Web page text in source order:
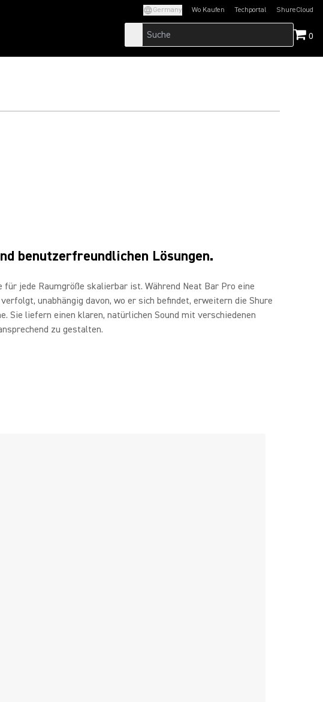
Germany Wo Kaufen Techportal
(Opens in a new tab)ShureCloud
(Opens in a new
0
benutzerfreundlichen Lösungen.
jede Raumgröße skalierbar ist. Während Neat Bar Pro eine
unabhängig davon, wo er sich befindet, erweitern die Shure
Sie liefern einen klaren, natürlichen Sound mit verschiedenen
zu gestalten.